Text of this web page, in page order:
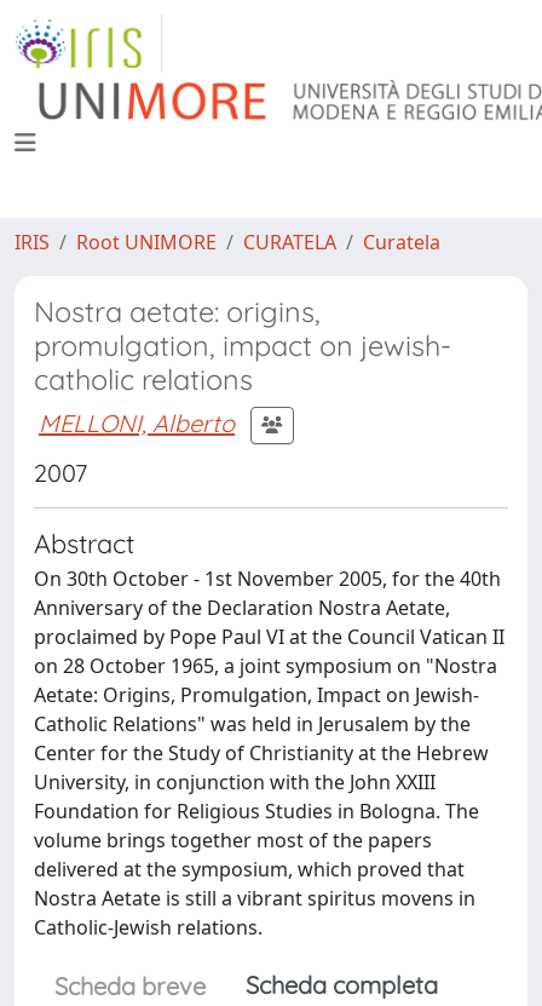
IRIS Root UNIMORE CURATELA Curatela
Nostra aetate: origins,
promulgation, impact on jewish-
catholic relations
MELLONI, Alberto
2007
Abstract
On 30th October - 1st November 2005, for the 40th
Anniversary of the Declaration Nostra Aetate,
proclaimed by Pope Paul VI at the Council Vatican II
on 28 October 1965, a joint symposium on "Nostra
Aetate: Origins, Promulgation, Impact on Jewish-
Catholic Relations" was held in Jerusalem by the
Center for the Study of Christianity at the Hebrew
University, in conjunction with the John XXIII
Foundation for Religious Studies in Bologna. The
volume brings together most of the papers
delivered at the symposium, which proved that
Nostra Aetate is still a vibrant spiritus movens in
Catholic-Jewish relations.
Scheda breve
Scheda completa